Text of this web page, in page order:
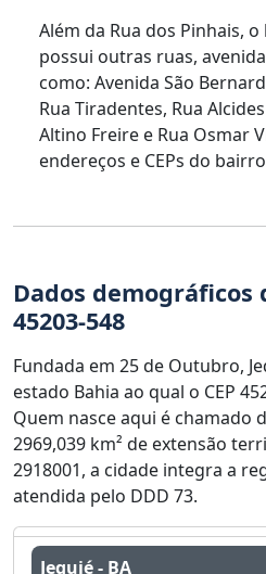
Além da Rua dos Pinhais,
possui outras ruas,
como: Avenida São
Rua Tiradentes, Rua
Altino Freire e Rua Osmar
endereços e CEPs do bairro
Dados demográficos
45203-548
Fundada em 25 de Outubro,
estado Bahia ao qual o CEP
Quem nasce aqui é chamado
2969,039 km² de extensão
2918001, a cidade integra a
atendida pelo DDD 73.
Jequié - BA